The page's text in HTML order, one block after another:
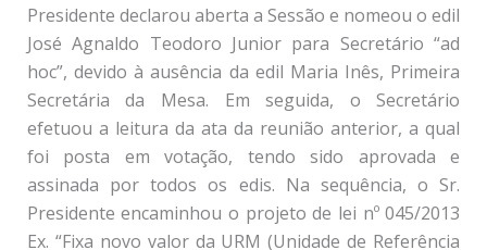
Presidente declarou aberta a Sessão e nomeou o edil
José Agnaldo Teodoro Junior para Secretário “ad
hoc”, devido à ausência da edil Maria Inês, Primeira
Secretária da Mesa. Em seguida, o Secretário
efetuou a leitura da ata da reunião anterior, a qual
foi posta em votação, tendo sido aprovada e
assinada por todos os edis. Na sequência, o Sr.
Presidente encaminhou o projeto de lei nº 045/2013
Ex. “Fixa novo valor da URM (Unidade de Referência